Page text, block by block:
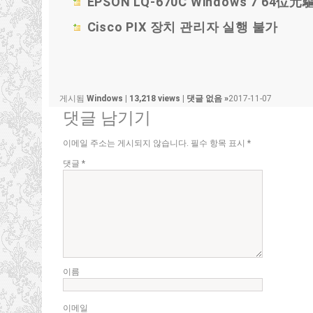
Cisco PIX 장치 관리자 실행 불가
게시됨 Windows 13,218 views 댓글 없음 »2017-11-07
댓글 남기기
이메일 주소는 게시되지 않습니다. 필수 항목 표시 *
댓글 *
이름
이메일